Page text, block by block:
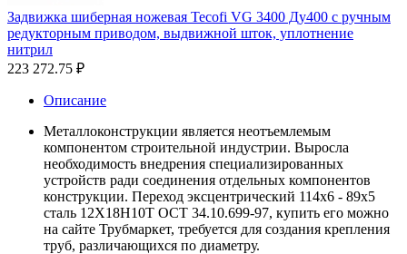
Задвижка шиберная ножевая Tecofi VG 3400 Ду400 с ручным
редукторным приводом, выдвижной шток, уплотнение
нитрил
223 272.75 ₽
Описание
Металлоконструкции является неотъемлемым
компонентом строительной индустрии. Выросла
необходимость внедрения специализированных
устройств ради соединения отдельных компонентов
конструкции. Переход эксцентрический 114х6 - 89х5
сталь 12Х18Н10Т ОСТ 34.10.699-97, купить его можно
на сайте Трубмаркет, требуется для создания крепления
труб, различающихся по диаметру.